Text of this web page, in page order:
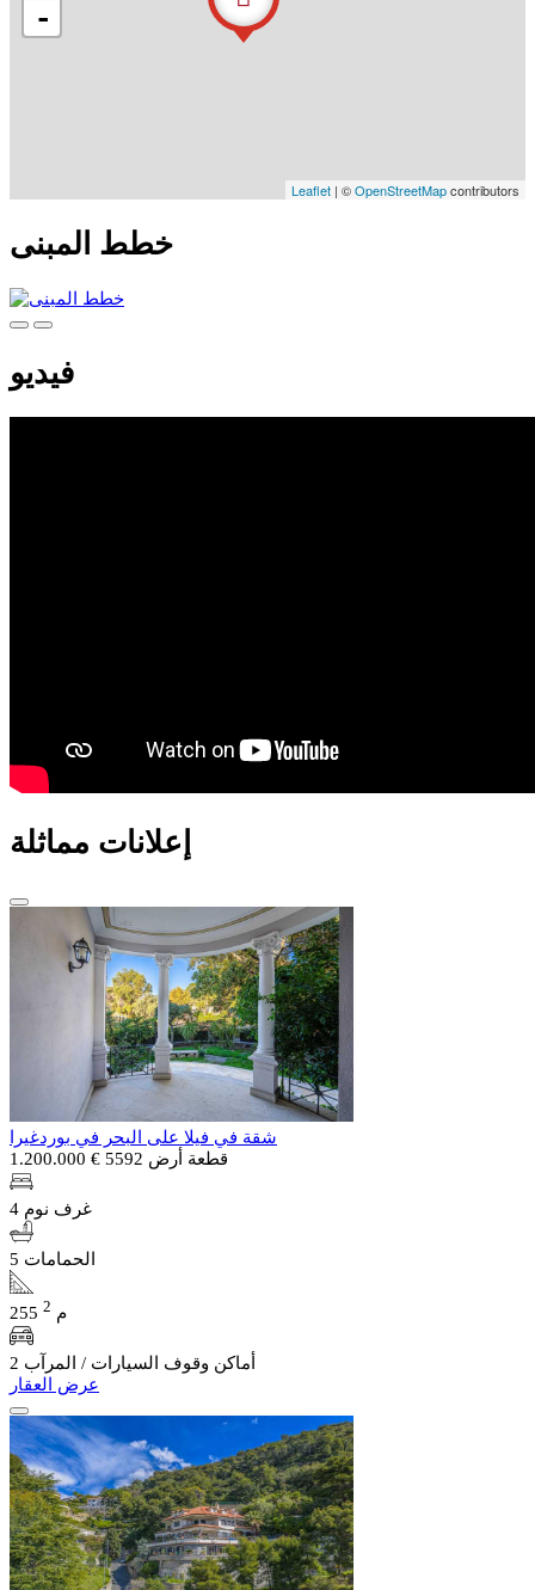
-
Leaflet | ©OpenStreetMapcontributors
خطط المبنى
فيديو
إعلانات مماثلة
شقة في فيلا على البحر في بوردغيرا
قطعة أرض 5592
€ 1.200.000
4 غرف نوم
5 الحمامات
255 م 2
2 أماكن وقوف السيارات / المرآب
عرض العقار